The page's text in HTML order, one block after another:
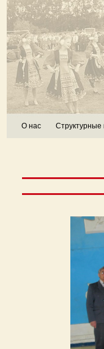
О нас Структурные